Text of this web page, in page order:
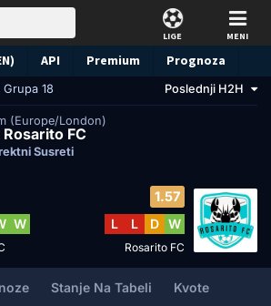
LIGE MENI
API Premium Prognoza
Grupa 18 Poslednji H2H
(Europe/London)
FC
Susreti
W
1.57
L
L D W
Rosarito FC
Stanje Na Tabeli Kvote